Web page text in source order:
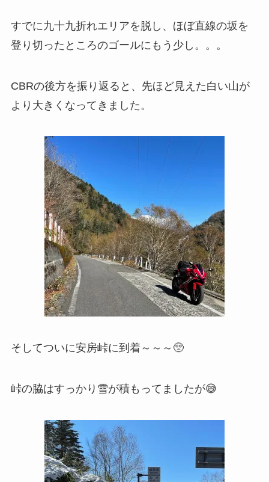
すでに九十九折れエリアを脱し、ほぼ直線の坂を
登り切ったところのゴールにもう少し。。。
CBRの後方を振り返ると、先ほど見えた白い山が
より大きくなってきました。
そしてついに安房峠に到着～～～🥺
峠の脇はすっかり雪が積もってましたが😅